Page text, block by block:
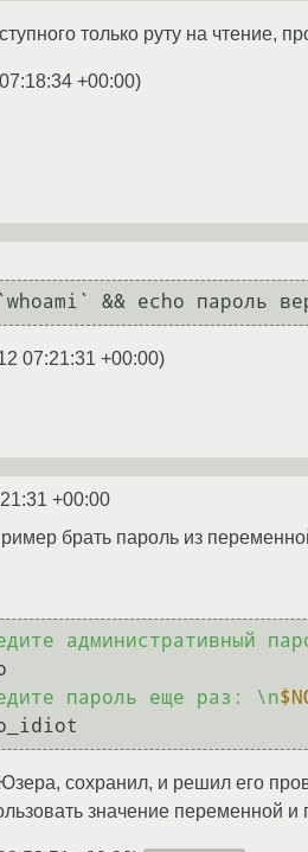
только руту на чтение,
+00:00)
07:21:31 +00:00)
+00:00
брать пароль из
административный
пароль еще раз: \n
сохранил, и решил его
значение переменной и